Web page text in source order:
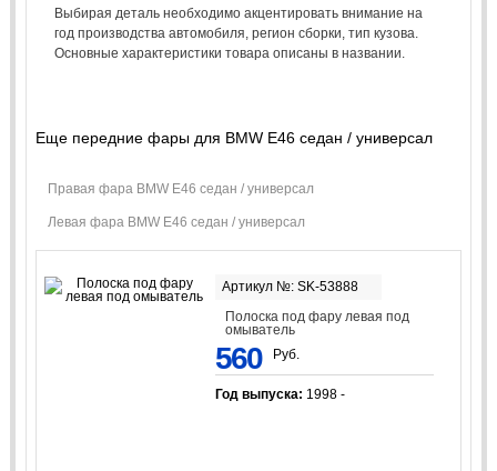
Выбирая деталь необходимо акцентировать внимание на
год производства автомобиля, регион сборки, тип кузова.
Основные характеристики товара описаны в названии.
Еще передние фары для BMW E46 седан / универсал
Правая фара BMW E46 седан / универсал
Левая фара BMW E46 седан / универсал
Артикул №: SK-53888
Полоска под фару левая под
омыватель
560 Руб.
Год выпуска: 1998 -